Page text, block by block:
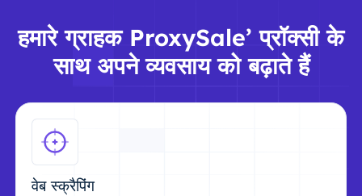
हमारे ग्राहक ProxySale’ प्रॉक्सी के
साथ अपने व्यवसाय को बढ़ाते हैं
वेब स्क्रैपिंग